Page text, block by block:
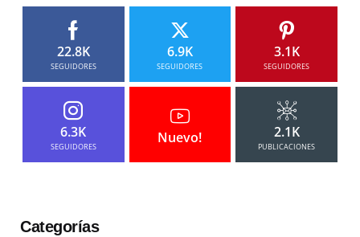
22.8K
SEGUIDORES
6.9K
SEGUIDORES
3.1K
SEGUIDORES
6.3K
SEGUIDORES
Nuevo! 2.1K
PUBLICACIONES
Categorías